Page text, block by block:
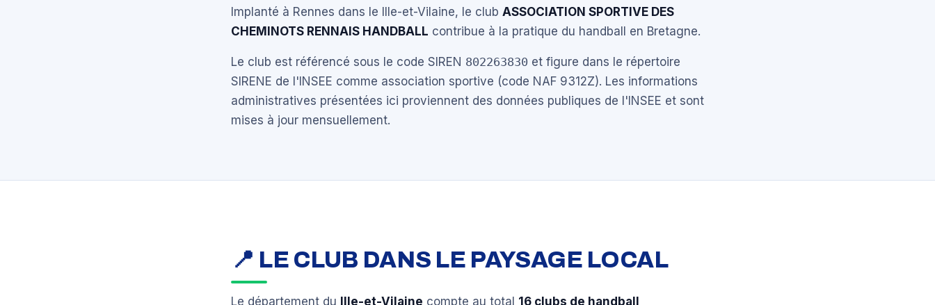
Implanté à Rennes dans le Ille-et-Vilaine, le club ASSOCIATION SPORTIVE DES
CHEMINOTS RENNAIS HANDBALL contribue à la pratique du handball en Bretagne.
Le club est référencé sous le code SIREN 802263830 et figure dans le répertoire
SIRENE de l'INSEE comme association sportive (code NAF 9312Z). Les informations
administratives présentées ici proviennent des données publiques de l'INSEE et sont
mises à jour mensuellement.
📍 LE CLUB DANS LE PAYSAGE LOCAL
Le département du Ille-et-Vilaine compte au total 16 clubs de handball